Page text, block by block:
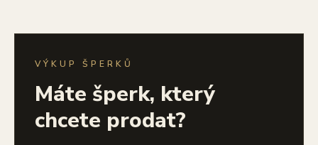
VÝKUP ŠPERKŮ
Máte šperk, který
chcete prodat?